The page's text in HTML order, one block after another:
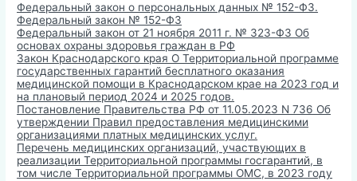
Федеральный закон о персональных данных № 152-ФЗ.
Федеральный закон № 152-ФЗ
Федеральный закон от 21 ноября 2011 г. № 323-ФЗ Об
основах охраны здоровья граждан в РФ
Закон Краснодарского края О Территориальной программе
государственных гарантий бесплатного оказания
медицинской помощи в Краснодарском крае на 2023 год и
на плановый период 2024 и 2025 годов.
Постановление Правительства РФ от 11.05.2023 N 736 Об
утверждении Правил предоставления медицинскими
организациями платных медицинских услуг.
Перечень медицинских организаций, участвующих в
реализации Территориальной программы госгарантий, в
том числе Территориальной программы ОМС, в 2023 году